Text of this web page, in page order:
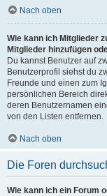
Nach oben
Wie kann ich Mitglieder
Mitglieder hinzufügen
Du kannst Benutzer auf
Benutzerprofil siehst du
Freunde und einen zum
persönlichen Bereich
deren Benutzernamen
von den Listen entfernen.
Nach oben
Die Foren
Wie kann ich ein Forum